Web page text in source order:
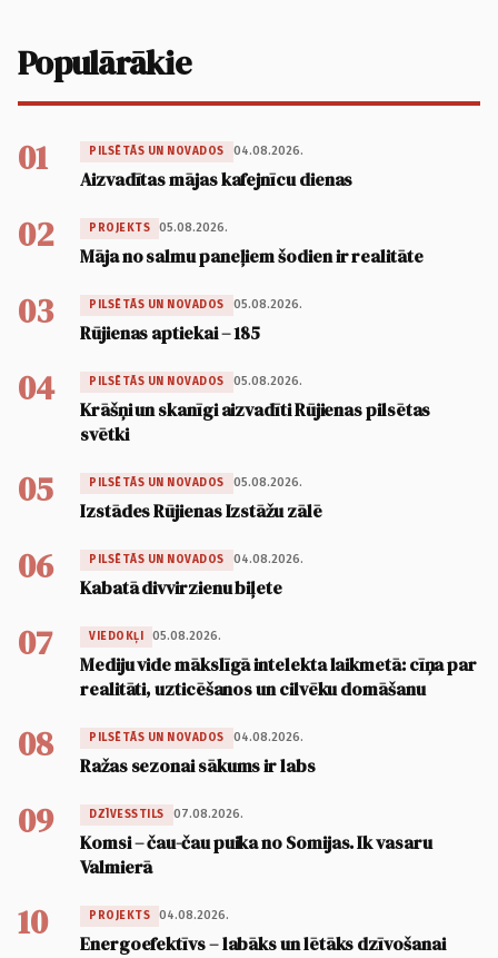
Populārākie
01 PILSĒTĀS UN NOVADOS 04.08.2026.
Aizvadītas mājas kafejnīcu dienas
02 PROJEKTS 05.08.2026.
Māja no salmu paneļiem šodien ir realitāte
03 PILSĒTĀS UN NOVADOS 05.08.2026.
Rūjienas aptiekai – 185
04 PILSĒTĀS UN NOVADOS 05.08.2026.
Krāšņi un skanīgi aizvadīti Rūjienas pilsētas
svētki
05 PILSĒTĀS UN NOVADOS 05.08.2026.
Izstādes Rūjienas Izstāžu zālē
06 PILSĒTĀS UN NOVADOS 04.08.2026.
Kabatā divvirzienu biļete
07 VIEDOKĻI 05.08.2026.
Mediju vide mākslīgā intelekta laikmetā: cīņa par
realitāti, uzticēšanos un cilvēku domāšanu
08 PILSĒTĀS UN NOVADOS 04.08.2026.
Ražas sezonai sākums ir labs
09 DZĪVESSTILS 07.08.2026.
Komsi – čau-čau puika no Somijas. Ik vasaru
Valmierā
10 PROJEKTS 04.08.2026.
Energoefektīvs – labāks un lētāks dzīvošanai